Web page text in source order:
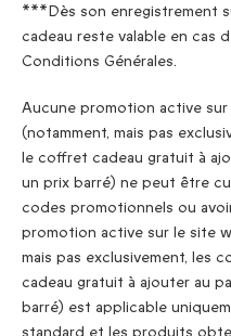
***Dès son enregistrement
cadeau reste valable en cas
Conditions Générales.
Aucune promotion active
(notamment, mais pas
le coffret cadeau gratuit à
un prix barré) ne peut être
codes promotionnels ou
promotion active sur le site
mais pas exclusivement, les
cadeau gratuit à ajouter au
barré) est applicable